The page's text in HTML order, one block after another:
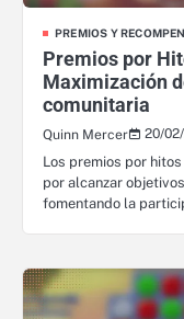
PREMIOS Y
Premios por
Maximización
comunitaria
Quinn Mercer
20/
Los premios por
por alcanzar
fomentando la